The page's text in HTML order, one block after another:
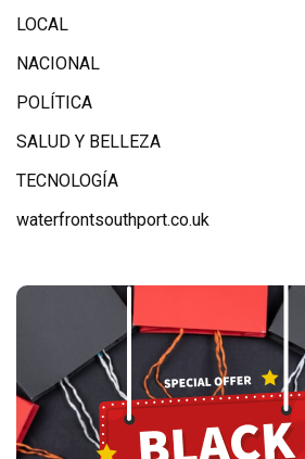
LOCAL
NACIONAL
POLÍTICA
SALUD Y BELLEZA
TECNOLOGÍA
waterfrontsouthport.co.uk